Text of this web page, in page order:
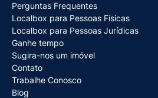
Perguntas Frequentes
Localbox para Pessoas Físicas
Localbox para Pessoas Jurídicas
Ganhe tempo
Sugira-nos um imóvel
Contato
Trabalhe Conosco
Blog